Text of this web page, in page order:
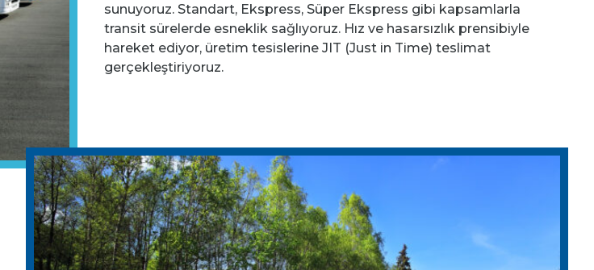
sunuyoruz. Standart, Ekspress, Süper Ekspress gibi kapsamlarla
transit sürelerde esneklik sağlıyoruz. Hız ve hasarsızlık prensibiyle
hareket ediyor, üretim tesislerine JIT (Just in Time) teslimat
gerçekleştiriyoruz.